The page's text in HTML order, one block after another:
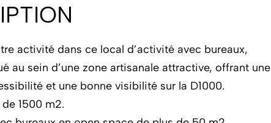
activité dans ce local d’activité avec bureaux,
au sein d’une zone artisanale attractive, offrant une
et une bonne visibilité sur la D1000.
1500 m2.